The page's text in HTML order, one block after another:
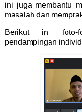
ini juga membantu
masalah dan
Berikut ini foto-
pendampingan